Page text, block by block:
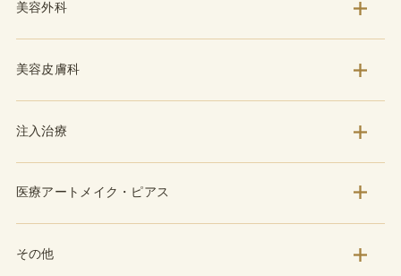
美容外科
美容皮膚科
注入治療
医療アートメイク・ピアス
その他